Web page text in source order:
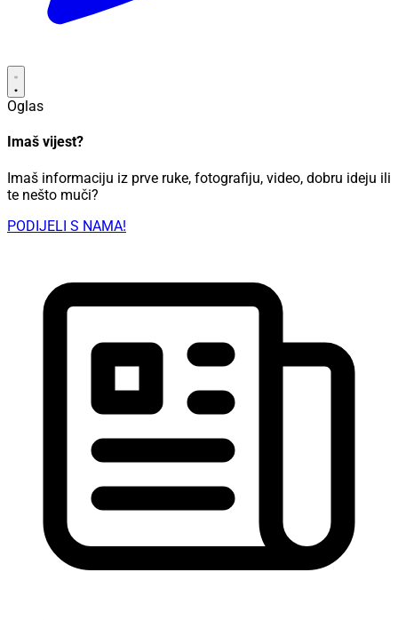
Oglas
Imaš vijest?
Imaš informaciju iz prve ruke, fotografiju, video, dobru ideju ili
te nešto muči?
PODIJELI S NAMA!